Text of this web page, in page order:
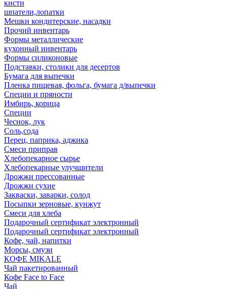
кисти
шпатели,лопатки
Мешки кондитерские, насадки
Прочий инвентарь
Формы металлические
кухонный инвентарь
Формы силиконовые
Подставки, столики для десертов
Бумага для выпечки
Пленка пищевая, фольга, бумага д/выпечки
Специи и пряности
Имбирь, корица
Специи
Чеснок, лук
Соль,сода
Перец, паприка, аджика
Смеси приправ
Хлебопекарное сырье
Хлебопекарные улучшители
Дрожжи прессованные
Дрожжи сухие
Закваски, заварки, солод
Посыпки зерновые, кунжут
Смеси для хлеба
Подарочный сертификат электронный
Подарочный сертификат электронный
Кофе, чай, напитки
Морсы, смузи
КОФЕ MIKALE
Чай пакетированный
Кофе Face to Face
Чай